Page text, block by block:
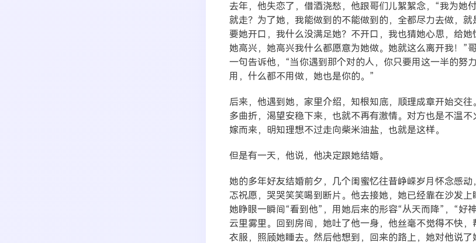
去年，他失恋了，借酒浇愁，他跟哥们儿絮絮念，“我为她
就走？为了她，我能做到的不能做到的，全都尽力去做，就
要她开口，我什么没满足她？不开口，我也猜她心思，给她
她高兴，她高兴我什么都愿意为她做。她就这么离开我！”
一句告诉他，“当你遇到那个对的人，你只要用这一半的努
用，什么都不用做，她也是你的。”
后来，他遇到她，家里介绍，知根知底，顺理成章开始交往
多曲折，渴望安稳下来，也就不再有激情。对方也是不温
嫁而来，明知理想不过走向柴米油盐，也就是这样。
但是有一天，他说，他决定跟她结婚。
她的多年好友结婚前夕，几个闺蜜忆往昔峥嵘岁月怀念感动
忑祝愿，哭哭笑笑喝到断片。他去接她，她已经靠在沙发上
她睁眼一瞬间“看到他”，用她后来的形容“从天而降”，“好
云里雾里。回到房间，她吐了他一身，他丝毫不觉得不快
衣服，照顾她睡去。然后他想到，回来的路上，她对他说了